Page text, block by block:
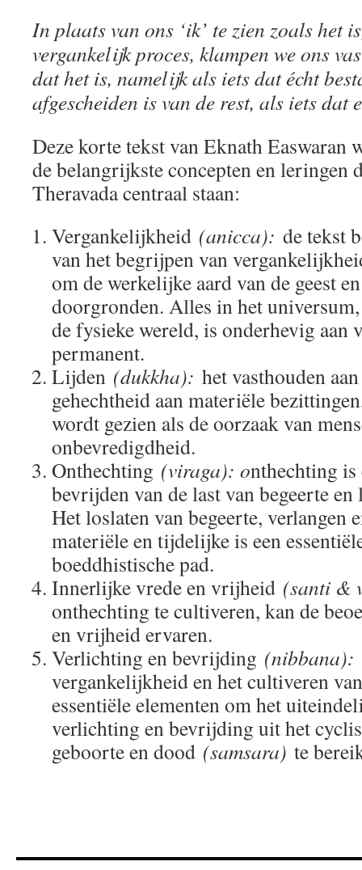
In plaats van ons ‘ik’ te zien zoals het
vergankelijk proces, klampen we ons
dat het is, namelijk als iets dat écht
afgescheiden is van de rest, als iets dat
Deze korte tekst van Eknath Easwaran
de belangrijkste concepten en leringen
Theravada centraal staan:
Vergankelijkheid (anicca): de tekst
van het begrijpen van
om de werkelijke aard van de geest
doorgronden. Alles in het
de fysieke wereld, is onderhevig aan
permanent.
Lijden (dukkha): het vasthouden
gehechtheid aan materiële
wordt gezien als de oorzaak van
onbevredigdheid.
Onthechting (viraga): onthechting is
bevrijden van de last van begeerte
Het loslaten van begeerte, verlangen
materiële en tijdelijke is een
boeddhistische pad.
Innerlijke vrede en vrijheid (santi &
onthechting te cultiveren, kan de
en vrijheid ervaren.
Verlichting en bevrijding (nibbana):
vergankelijkheid en het cultiveren
essentiële elementen om het
verlichting en bevrijding uit het
geboorte en dood (samsara) te